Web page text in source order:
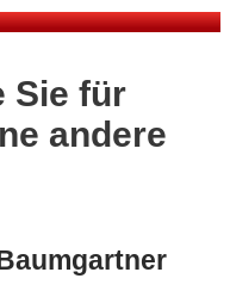
Sie für
andere